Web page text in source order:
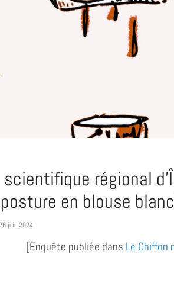
scientifique régional
en blouse
juin 2024
[Enquête publiée dans Le Chiffon